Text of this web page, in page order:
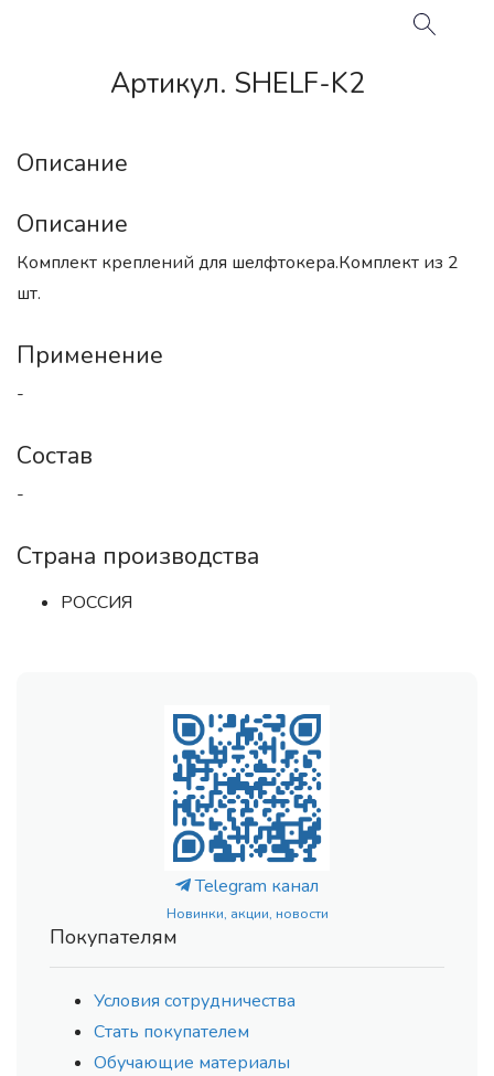
Артикул. SHELF-K2
Описание
Описание
Комплект креплений для шелфтокера.Комплект из 2
шт.
Применение
-
Состав
-
Страна производства
РОССИЯ
Telegram канал
Новинки, акции, новости
Покупателям
Условия сотрудничества
Стать покупателем
Обучающие материалы